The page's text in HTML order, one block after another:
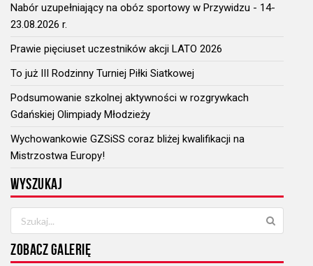
Nabór uzupełniający na obóz sportowy w Przywidzu - 14-
23.08.2026 r.
Prawie pięciuset uczestników akcji LATO 2026
To już III Rodzinny Turniej Piłki Siatkowej
Podsumowanie szkolnej aktywności w rozgrywkach
Gdańskiej Olimpiady Młodzieży
Wychowankowie GZSiSS coraz bliżej kwalifikacji na
Mistrzostwa Europy!
WYSZUKAJ
ZOBACZ GALERIĘ